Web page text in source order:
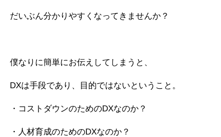
だいぶん分かりやすくなってきませんか？
僕なりに簡単にお伝えしてしまうと、
DXは手段であり、目的ではないということ。
・コストダウンのためのDXなのか？
・人材育成のためのDXなのか？